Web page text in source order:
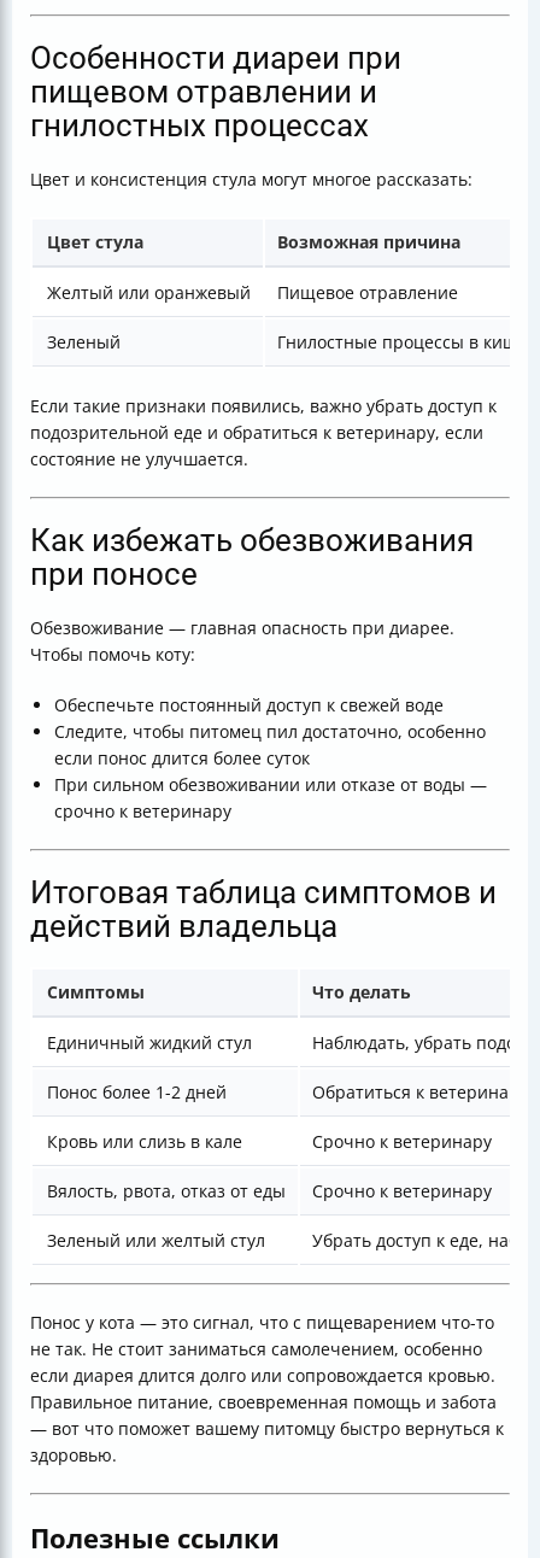
Особенности диареи при
пищевом отравлении и
гнилостных процессах
Цвет и консистенция стула могут многое рассказать:
Цвет стула Возможная причина
Желтый или оранжевый Пищевое отравление
Зеленый Гнилостные процессы в
Если такие признаки появились, важно убрать доступ к
подозрительной еде и обратиться к ветеринару, если
состояние не улучшается.
Как избежать обезвоживания
при поносе
Обезвоживание — главная опасность при диарее.
Чтобы помочь коту:
Обеспечьте постоянный доступ к свежей воде
Следите, чтобы питомец пил достаточно, особенно
если понос длится более суток
При сильном обезвоживании или отказе от воды —
срочно к ветеринару
Итоговая таблица симптомов и
действий владельца
Симптомы Что делать
Единичный жидкий стул Наблюдать, убрать
Понос более 1-2 дней Обратиться к ветеринару,
Кровь или слизь в кале Срочно к ветеринару
Вялость, рвота, отказ от еды Срочно к ветеринару
Зеленый или желтый стул Убрать доступ к еде,
Понос у кота — это сигнал, что с пищеварением что-то
не так. Не стоит заниматься самолечением, особенно
если диарея длится долго или сопровождается кровью.
Правильное питание, своевременная помощь и забота
— вот что поможет вашему питомцу быстро вернуться к
здоровью.
Полезные ссылки